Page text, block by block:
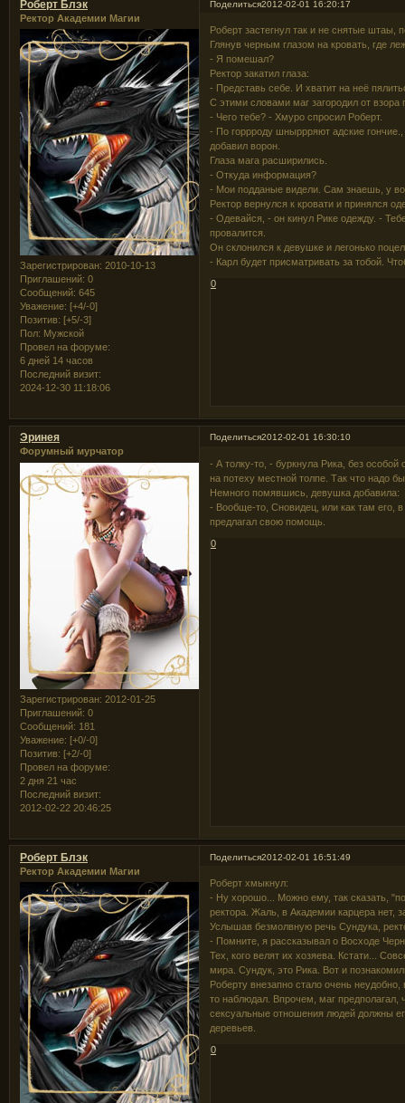
Поделиться2012-02-01 16:20:17
Роберт Блэк
Ректор Академии Магии
Зарегистрирован: 2010-10-13
Приглашений: 0
Сообщений: 645
Уважение: [+4/-0]
Позитив: [+5/-3]
Пол: Мужской
Провел на форуме:
6 дней 14 часов
Последний визит:
2024-12-30 11:18:06
Роберт застегнул так и не снятые штаы,
Глянув черным глазом на кровать, где
- Я помешал?
Ректор закатил глаза:
- Представь себе. И хватит на неё
С этими словами маг загородил от
- Чего тебе? - Хмуро спросил Роберт.
- По горрроду шныррряют адские
добавил ворон.
Глаза мага расширились.
- Откуда информация?
- Мои подданые видели. Сам знаешь, у
Ректор вернулся к кровати и принялся
- Одевайся, - он кинул Рике одежду. -
провалится.
Он склонился к девушке и легонько
- Карл будет присматривать за тобой.
0
Поделиться2012-02-01 16:30:10
Эринея
Форумный мурчатор
Зарегистрирован: 2012-01-25
Приглашений: 0
Сообщений: 181
Уважение: [+0/-0]
Позитив: [+2/-0]
Провел на форуме:
2 дня 21 час
Последний визит:
2012-02-22 20:46:25
- А толку-то, - буркнула Рика, без
на потеху местной толпе. Так что надо
Немного помявшись, девушка добавила:
- Вообще-то, Сновидец, или как там его,
предлагал свою помощь.
0
Поделиться2012-02-01 16:51:49
Роберт Блэк
Ректор Академии Магии
Роберт хмыкнул:
- Ну хорошо... Можно ему, так сказать,
ректора. Жаль, в Академии карцера нет,
Услышав безмолвную речь Сундука,
- Помните, я рассказывал о Восходе
Тех, кого велят их хозяева. Кстати...
мира. Сундук, это Рика. Вот и
Роберту внезапно стало очень
то наблюдал. Впрочем, маг предполагал,
сексуальные отношения людей должны
деревьев.
0